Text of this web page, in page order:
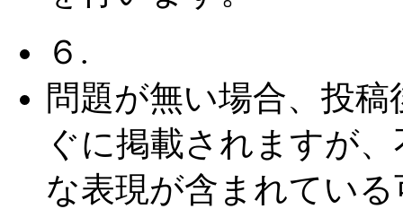
６.
問題が無い場合、投稿
ぐに掲載されますが
な表現が含まれている